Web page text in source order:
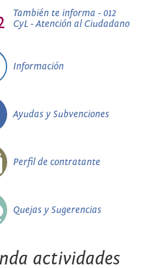
También te informa - 012
CyL - Atención al Ciudadano
Información
Ayudas y Subvenciones
Perfil de contratante
Quejas y Sugerencias
actividades